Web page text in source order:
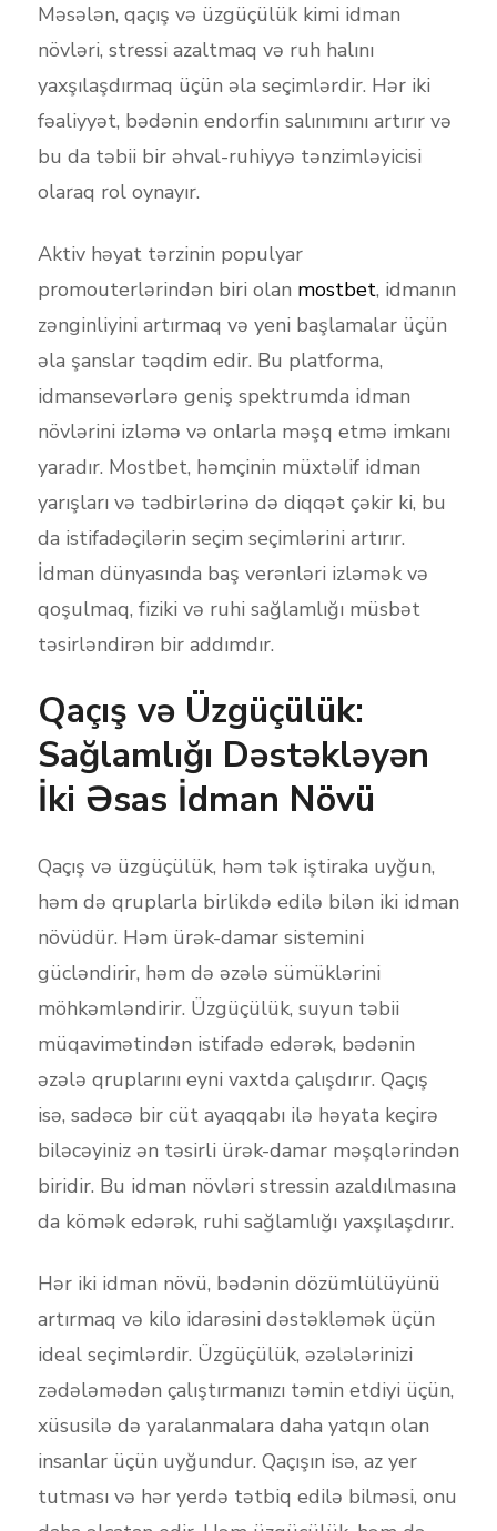
Məsələn, qaçış və üzgüçülük kimi idman
növləri, stressi azaltmaq və ruh halını
yaxşılaşdırmaq üçün əla seçimlərdir. Hər iki
fəaliyyət, bədənin endorfin salınımını artırır və
bu da təbii bir əhval-ruhiyyə tənzimləyicisi
olaraq rol oynayır.
Aktiv həyat tərzinin populyar
promouterlərindən biri olan mostbet, idmanın
zənginliyini artırmaq və yeni başlamalar üçün
əla şanslar təqdim edir. Bu platforma,
idmansevərlərə geniş spektrumda idman
növlərini izləmə və onlarla məşq etmə imkanı
yaradır. Mostbet, həmçinin müxtəlif idman
yarışları və tədbirlərinə də diqqət çəkir ki, bu
da istifadəçilərin seçim seçimlərini artırır.
İdman dünyasında baş verənləri izləmək və
qoşulmaq, fiziki və ruhi sağlamlığı müsbət
təsirləndirən bir addımdır.
Qaçış və Üzgüçülük:
Sağlamlığı Dəstəkləyən
İki Əsas İdman Növü
Qaçış və üzgüçülük, həm tək iştiraka uyğun,
həm də qruplarla birlikdə edilə bilən iki idman
növüdür. Həm ürək-damar sistemini
gücləndirir, həm də əzələ sümüklərini
möhkəmləndirir. Üzgüçülük, suyun təbii
müqavimətindən istifadə edərək, bədənin
əzələ qruplarını eyni vaxtda çalışdırır. Qaçış
isə, sadəcə bir cüt ayaqqabı ilə həyata keçirə
biləcəyiniz ən təsirli ürək-damar məşqlərindən
biridir. Bu idman növləri stressin azaldılmasına
da kömək edərək, ruhi sağlamlığı yaxşılaşdırır.
Hər iki idman növü, bədənin dözümlülüyünü
artırmaq və kilo idarəsini dəstəkləmək üçün
ideal seçimlərdir. Üzgüçülük, əzələlərinizi
zədələmədən çalıştırmanızı təmin etdiyi üçün,
xüsusilə də yaralanmalara daha yatqın olan
insanlar üçün uyğundur. Qaçışın isə, az yer
tutması və hər yerdə tətbiq edilə bilməsi, onu